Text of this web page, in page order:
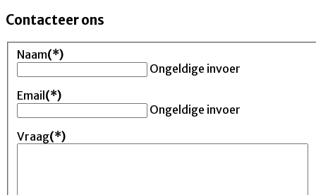
Contacteer ons
Naam(*)
Ongeldige invoer
Email(*)
Ongeldige invoer
Vraag(*)